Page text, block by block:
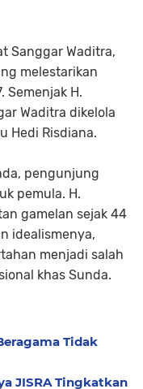
Sanggar Waditra,
melestarikan
Semenjak H.
Waditra dikelola
Hedi Risdiana.
pengunjung
pemula. H.
gamelan sejak 44
idealismenya,
menjadi salah
khas Sunda.
Tidak
JISRA Tingkatkan